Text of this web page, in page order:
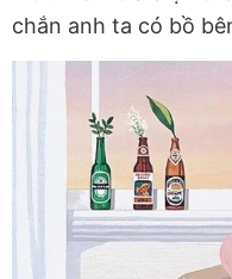
chắn anh ta có bồ